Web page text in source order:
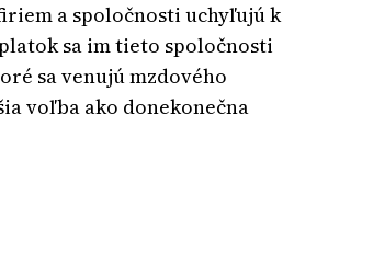
a spoločnosti uchyľujú k
sa im tieto spoločnosti
sa venujú mzdového
voľba ako donekonečna